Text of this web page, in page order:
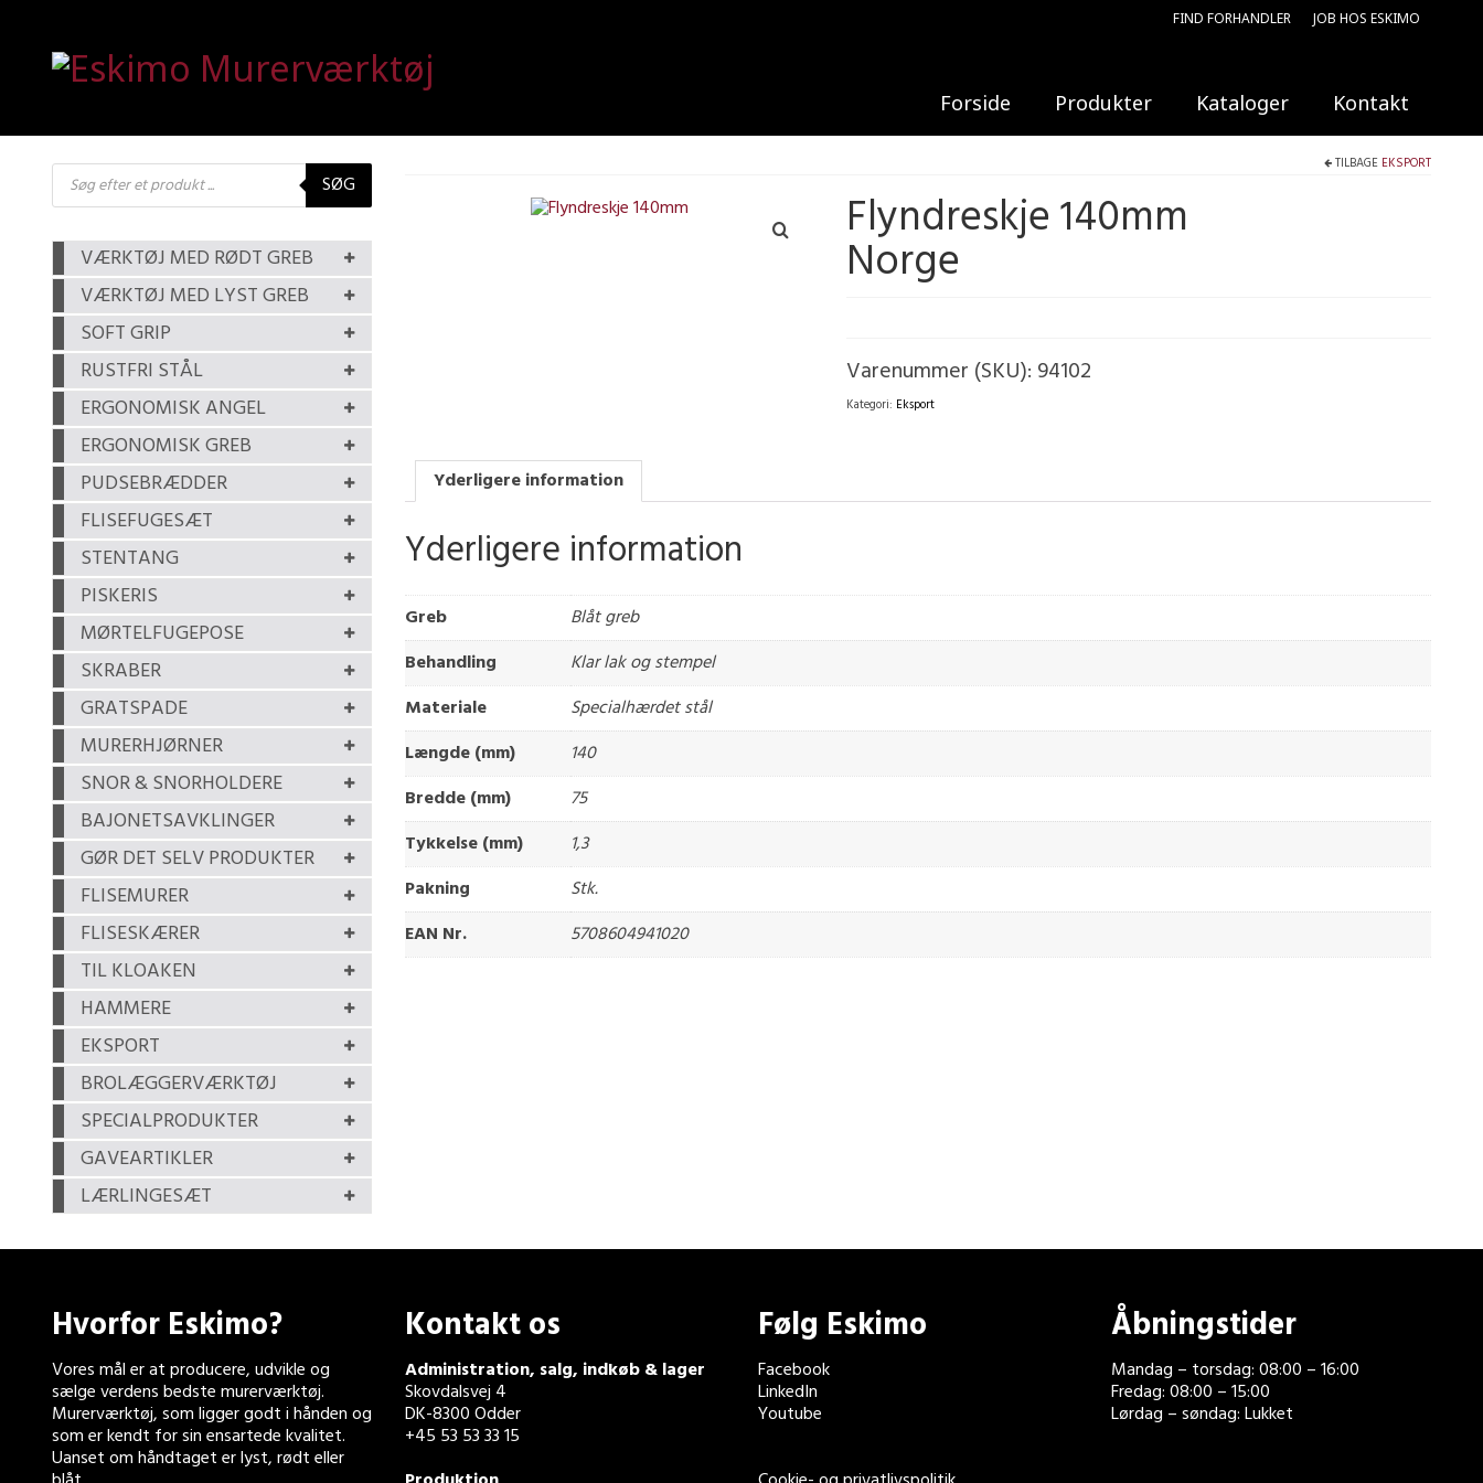
FIND FORHANDLER JOB HOS ESKIMO
Forside Produkter Kataloger Kontakt
TILBAGE EKSPORT
Flyndreskje 140mm
Norge
Varenummer (SKU): 94102
Kategori: Eksport
Yderligere information
Yderligere information
Greb
Blåt greb
Behandling
Klar lak og stempel
Materiale
Specialhærdet stål
Længde (mm)
140
Bredde (mm)
75
Tykkelse (mm)
1,3
Pakning
Stk.
EAN Nr.
5708604941020
Products
search SØG
VÆRKTØJ MED RØDT GREB
VÆRKTØJ MED LYST GREB
SOFT GRIP
RUSTFRI STÅL
ERGONOMISK ANGEL
ERGONOMISK GREB
PUDSEBRÆDDER
FLISEFUGESÆT
STENTANG
PISKERIS
MØRTELFUGEPOSE
SKRABER
GRATSPADE
MURERHJØRNER
SNOR & SNORHOLDERE
BAJONETSAVKLINGER
GØR DET SELV PRODUKTER
FLISEMURER
FLISESKÆRER
TIL KLOAKEN
HAMMERE
EKSPORT
BROLÆGGERVÆRKTØJ
SPECIALPRODUKTER
GAVEARTIKLER
LÆRLINGESÆT
Hvorfor Eskimo?
Vores mål er at producere, udvikle og
sælge verdens bedste murerværktøj.
Murerværktøj, som ligger godt i hånden og
som er kendt for sin ensartede kvalitet.
Uanset om håndtaget er lyst, rødt eller
Kontakt os
Administration, salg, indkøb & lager
Skovdalsvej 4
DK-8300 Odder
+45 53 53 33 15
Følg Eskimo
Facebook
LinkedIn
Youtube
Åbningstider
Mandag – torsdag: 08:00 – 16:00
Fredag: 08:00 – 15:00
Lørdag – søndag: Lukket